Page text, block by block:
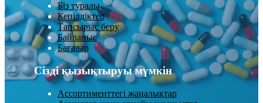
Біз туралы
Кепілдіктер
Тапсырыс беру
Байланыс
Бағалар
Сізді қызықтыруы мүмкін
Ассортименттегі жаңалықтар